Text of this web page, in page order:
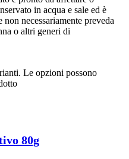
in acqua e sale ed è
necessariamente preveda
o altri generi di
Le opzioni possono
80g